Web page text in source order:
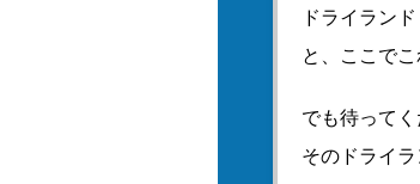
ドライラン
と、ここで
でも待ってく
そのドライラ